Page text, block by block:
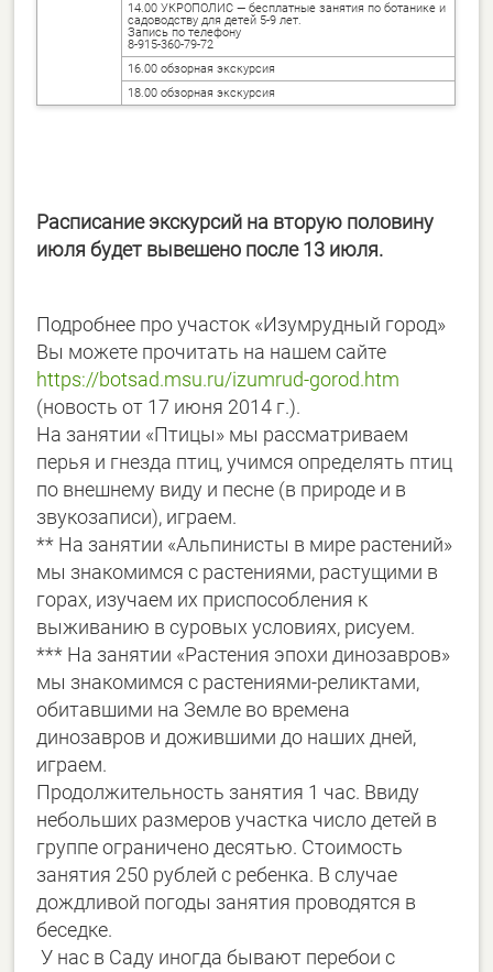
14.00 УКРОПОЛИС — бесплатные занятия по ботанике и
садоводству для детей 5-9 лет.
Запись по телефону
8-915-360-79-72
16.00 обзорная экскурсия
18.00 обзорная экскурсия
Расписание экскурсий на вторую половину
июля будет вывешено после 13 июля.
Подробнее про участок «Изумрудный город»
Вы можете прочитать на нашем сайте
https://botsad.msu.ru/izumrud-gorod.htm
(новость от 17 июня 2014 г.).
На занятии «Птицы» мы рассматриваем
перья и гнезда птиц, учимся определять птиц
по внешнему виду и песне (в природе и в
звукозаписи), играем.
** На занятии «Альпинисты в мире растений»
мы знакомимся с растениями, растущими в
горах, изучаем их приспособления к
выживанию в суровых условиях, рисуем.
*** На занятии «Растения эпохи динозавров»
мы знакомимся с растениями-реликтами,
обитавшими на Земле во времена
динозавров и дожившими до наших дней,
играем.
Продолжительность занятия 1 час. Ввиду
небольших размеров участка число детей в
группе ограничено десятью. Стоимость
занятия 250 рублей с ребенка. В случае
дождливой погоды занятия проводятся в
беседке.
У нас в Саду иногда бывают перебои с